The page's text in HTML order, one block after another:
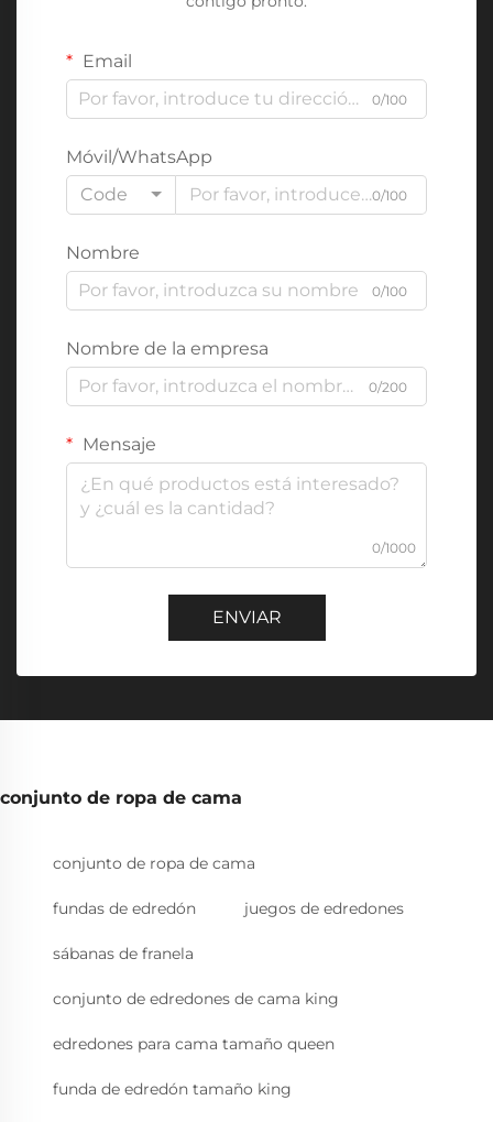
Email
0/100
Móvil/WhatsApp
Code
0/100
Nombre
0/100
Nombre de la empresa
0/200
Mensaje
0/1000
ENVIAR
conjunto de ropa de cama
conjunto de ropa de cama
fundas de edredón juegos de edredones
sábanas de franela
conjunto de edredones de cama king
edredones para cama tamaño queen
funda de edredón tamaño king